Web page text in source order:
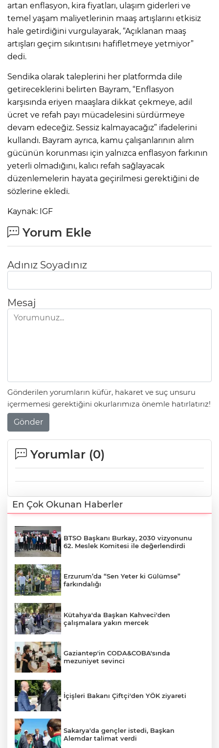
artan enflasyon, kira fiyatları, ulaşım giderleri ve
temel yaşam maliyetlerinin maaş artışlarını etkisiz
hale getirdiğini vurgulayarak, “Açıklanan maaş
artışları geçim sıkıntısını hafifletmeye yetmiyor”
dedi.
Sendika olarak taleplerini her platformda dile
getireceklerini belirten Bayram, “Enflasyon
karşısında eriyen maaşlara dikkat çekmeye, adil
ücret ve refah payı mücadelesini sürdürmeye
devam edeceğiz. Sessiz kalmayacağız” ifadelerini
kullandı. Bayram ayrıca, kamu çalışanlarının alım
gücünün korunması için yalnızca enflasyon farkının
yeterli olmadığını, kalıcı refah sağlayacak
düzenlemelerin hayata geçirilmesi gerektiğini de
sözlerine ekledi.
Kaynak: IGF
Yorum Ekle
Adınız Soyadınız
Mesaj
Gönderilen yorumların küfür, hakaret ve suç unsuru
içermemesi gerektiğini okurlarımıza önemle hatırlatırız!
Gönder
Yorumlar (0)
En Çok Okunan Haberler
BTSO Başkanı Burkay, 2030 vizyonunu
62. Meslek Komitesi ile değerlendirdi
Erzurum’da “Sen Yeter ki Gülümse”
farkındalığı
Kütahya'da Başkan Kahveci'den
çalışmalara yakın mercek
Gaziantep'in CODA&COBA'sında
mezuniyet sevinci
İçişleri Bakanı Çiftçi'den YÖK ziyareti
Sakarya'da gençler istedi, Başkan
Alemdar talimat verdi